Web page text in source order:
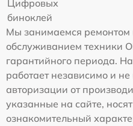
Цифровых
биноклей
Мы занимаемся ремонтом
обслуживанием техники
гарантийного периода.
работает независимо и
авторизации от
указанные на сайте,
ознакомительный